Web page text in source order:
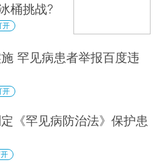
桶挑战?
开
罕见病患者举报百度违
开
《罕见病防治法》保护患